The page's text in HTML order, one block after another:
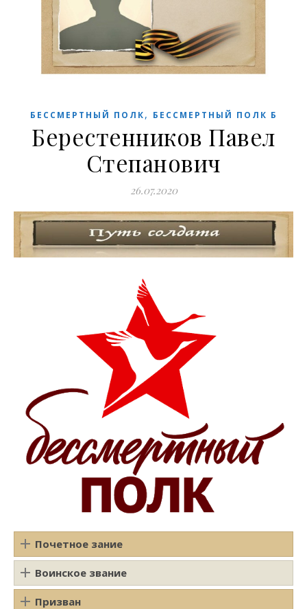
БЕССМЕРТНЫЙ ПОЛК, БЕССМЕРТНЫЙ ПОЛК Б
Берестенников Павел
Степанович
26.07.2020
Почетное зание
Воинское звание
Призван